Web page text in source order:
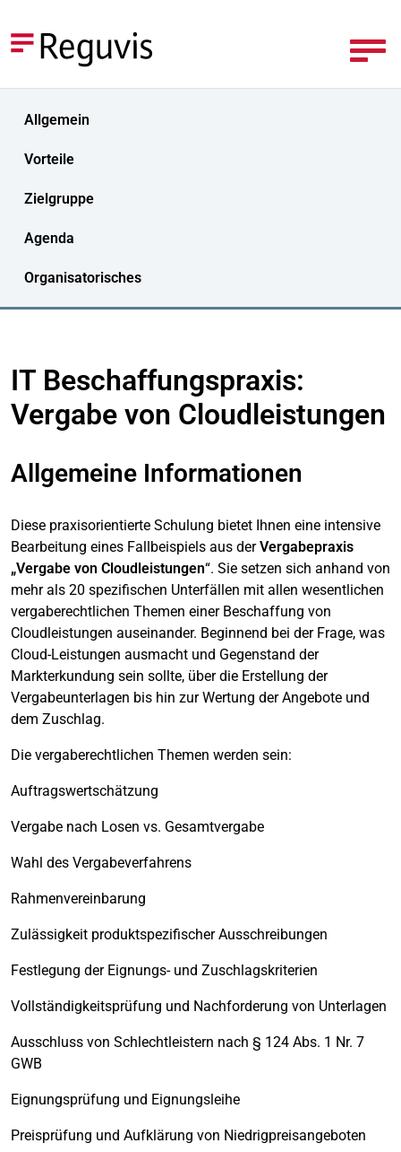
Allgemein
Vorteile
Zielgruppe
Agenda
Organisatorisches
IT Beschaffungspraxis:
Vergabe von Cloudleistungen
Allgemeine Informationen
Diese praxisorientierte Schulung bietet Ihnen eine intensive
Bearbeitung eines Fallbeispiels aus derVergabepraxis
„Vergabe von Cloudleistungen“. Sie setzen sich anhand von
mehr als 20 spezifischen Unterfällen mit allen wesentlichen
vergaberechtlichen Themen einer Beschaffung von
Cloudleistungen auseinander. Beginnend bei der Frage, was
Cloud-Leistungen ausmacht und Gegenstand der
Markterkundung sein sollte, über die Erstellung der
Vergabeunterlagen bis hin zur Wertung der Angebote und
dem Zuschlag.
Die vergaberechtlichen Themen werden sein:
Auftragswertschätzung
Vergabe nach Losen vs. Gesamtvergabe
Wahl des Vergabeverfahrens
Rahmenvereinbarung
Zulässigkeit produktspezifischer Ausschreibungen
Festlegung der Eignungs- und Zuschlagskriterien
Vollständigkeitsprüfung und Nachforderung von Unterlagen
Ausschluss von Schlechtleistern nach § 124 Abs. 1 Nr. 7
GWB
Eignungsprüfung und Eignungsleihe
Preisprüfung und Aufklärung von Niedrigpreisangeboten